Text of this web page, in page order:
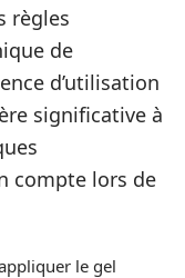
règles
de
d’utilisation
significative à
compte lors de
le gel